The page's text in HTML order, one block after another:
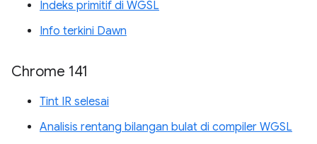
Indeks primitif di WGSL
Info terkini Dawn
Chrome 141
Tint IR selesai
Analisis rentang bilangan bulat di compiler WGSL